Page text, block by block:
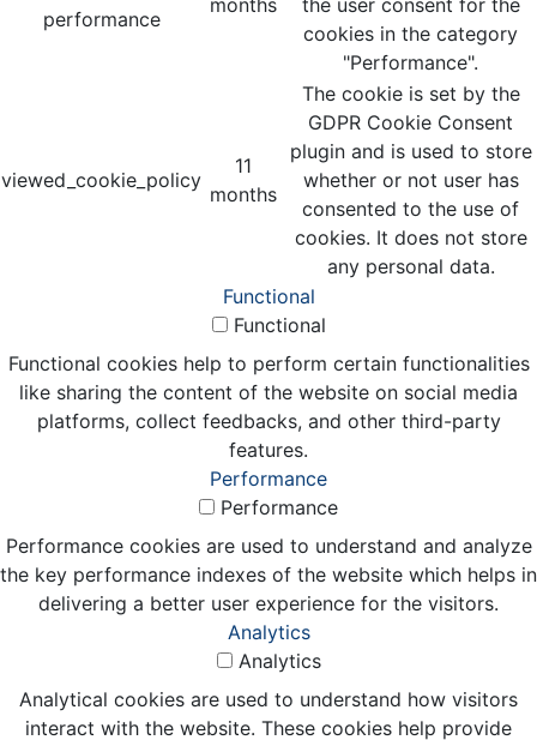
performance
cookies in the category
"Performance".
viewed_cookie_policy
11
months
The cookie is set by the
GDPR Cookie Consent
plugin and is used to store
whether or not user has
consented to the use of
cookies. It does not store
any personal data.
Functional
Functional
Functional cookies help to perform certain functionalities
like sharing the content of the website on social media
platforms, collect feedbacks, and other third-party
features.
Performance
Performance
Performance cookies are used to understand and analyze
the key performance indexes of the website which helps in
delivering a better user experience for the visitors.
Analytics
Analytics
Analytical cookies are used to understand how visitors
interact with the website. These cookies help provide